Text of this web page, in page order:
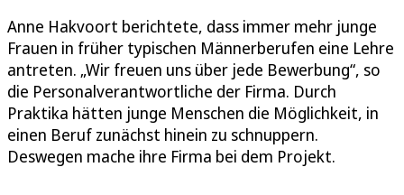
Anne Hakvoort berichtete, dass immer mehr junge
Frauen in früher typischen Männerberufen eine Lehre
antreten. „Wir freuen uns über jede Bewerbung“, so
die Personalverantwortliche der Firma. Durch
Praktika hätten junge Menschen die Möglichkeit, in
einen Beruf zunächst hinein zu schnuppern.
Deswegen mache ihre Firma bei dem Projekt.